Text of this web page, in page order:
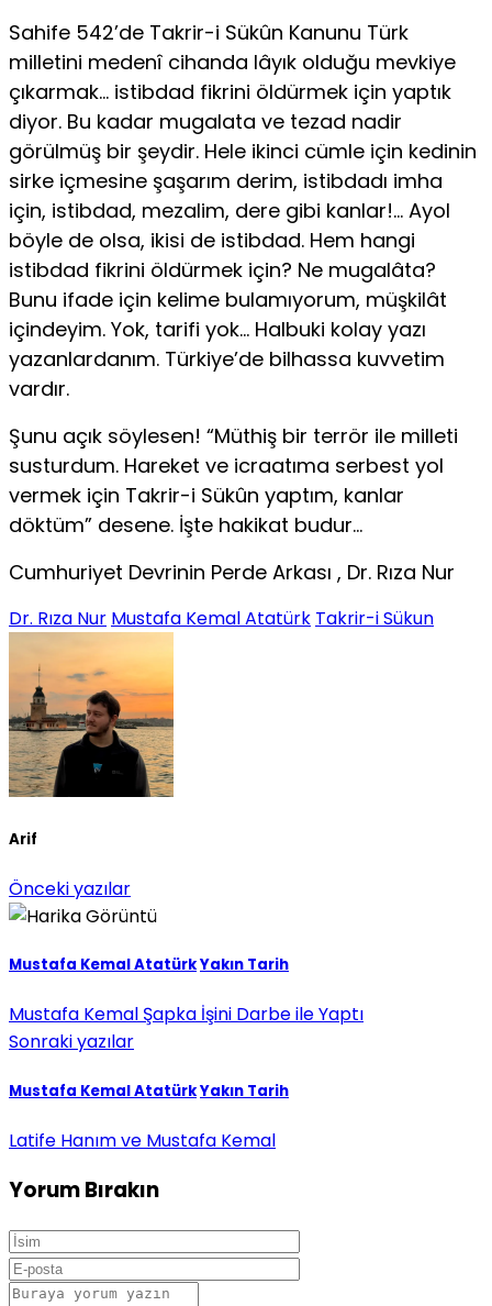
Sahife 542’de Takrir-i Sükûn Kanunu Türk
milletini mede­nî cihanda lâyık olduğu mevkiye
çıkarmak… istibdad fikrini öl­dürmek için yaptık
diyor. Bu kadar mugalata ve tezad nadir
görülmüş bir şeydir. Hele ikinci cümle için kedinin
sirke içme­sine şaşarım derim, istibdadı imha
için, istibdad, mezalim, dere gibi kanlar!… Ayol
böyle de olsa, ikisi de istibdad. Hem hangi
istibdad fikrini öldürmek için? Ne mugalâta?
Bunu ifade için kelime bulamıyorum, müşkilât
içindeyim. Yok, tarifi yok… Hal­buki kolay yazı
yazanlardanım. Türkiye’de bilhassa kuvvetim
vardır.
Şunu açık söylesen! “Müthiş bir terrör ile milleti
susturdum. Hareket ve icraatıma serbest yol
vermek için Takrir-i Sükûn yap­tım, kanlar
döktüm” desene. İşte hakikat budur…
Cumhuriyet Devrinin Perde Arkası , Dr. Rıza Nur
Dr. Rıza Nur Mustafa Kemal Atatürk Takrir-i Sükun
Arif
Önceki yazılar
Mustafa Kemal AtatürkYakın Tarih
Mustafa Ke­mal Şapka İşini Darbe ile Yaptı
Sonraki yazılar
Mustafa Kemal AtatürkYakın Tarih
Latife Hanım ve Mustafa Kemal
Yorum Bırakın